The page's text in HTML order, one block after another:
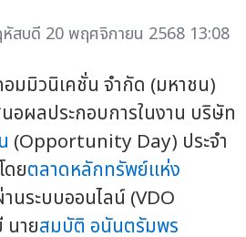
สบดี 20 พฤศจิกายน 2568 13:08
มมิวนิเคชั่น จำกัด (มหาชน)
อผลประกอบการในงาน บริษัท
(Opportunity Day) ประจำ
ยตลาดหลักทรัพย์แห่ง
นระบบออนไลน์ (VDO
นายสมบัติ อนันตรัมพร